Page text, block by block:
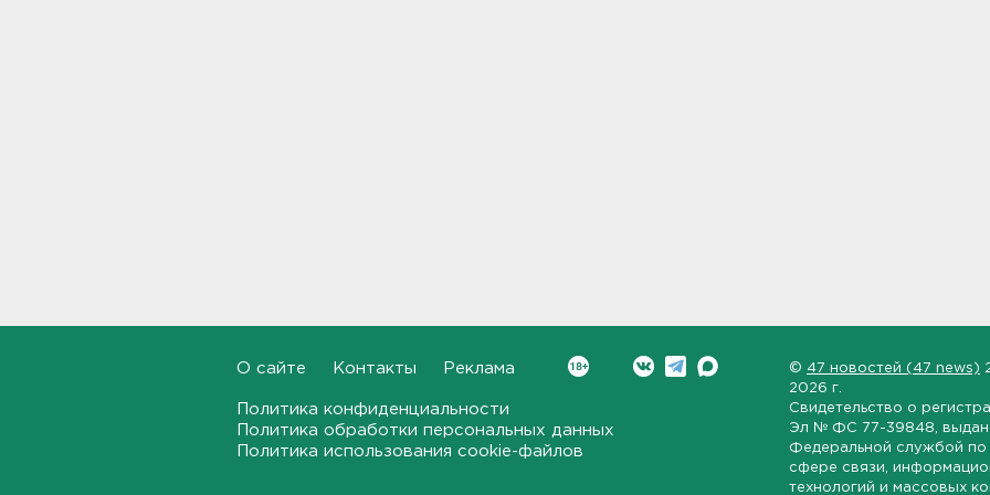
пострадавших выросло до
Мужчину с яхты у острова
Сескар эвакуировали
О сайте Контакты Реклама
Политика конфиденциальности
Политика обработки персональных данных
Политика использования cookie-файлов
© 47 новостей (47 news)
2026 г.
Свидетельство о
Эл № ФС 77-39848 ,
Федеральной службой по
сфере связи,
технологий и массовых